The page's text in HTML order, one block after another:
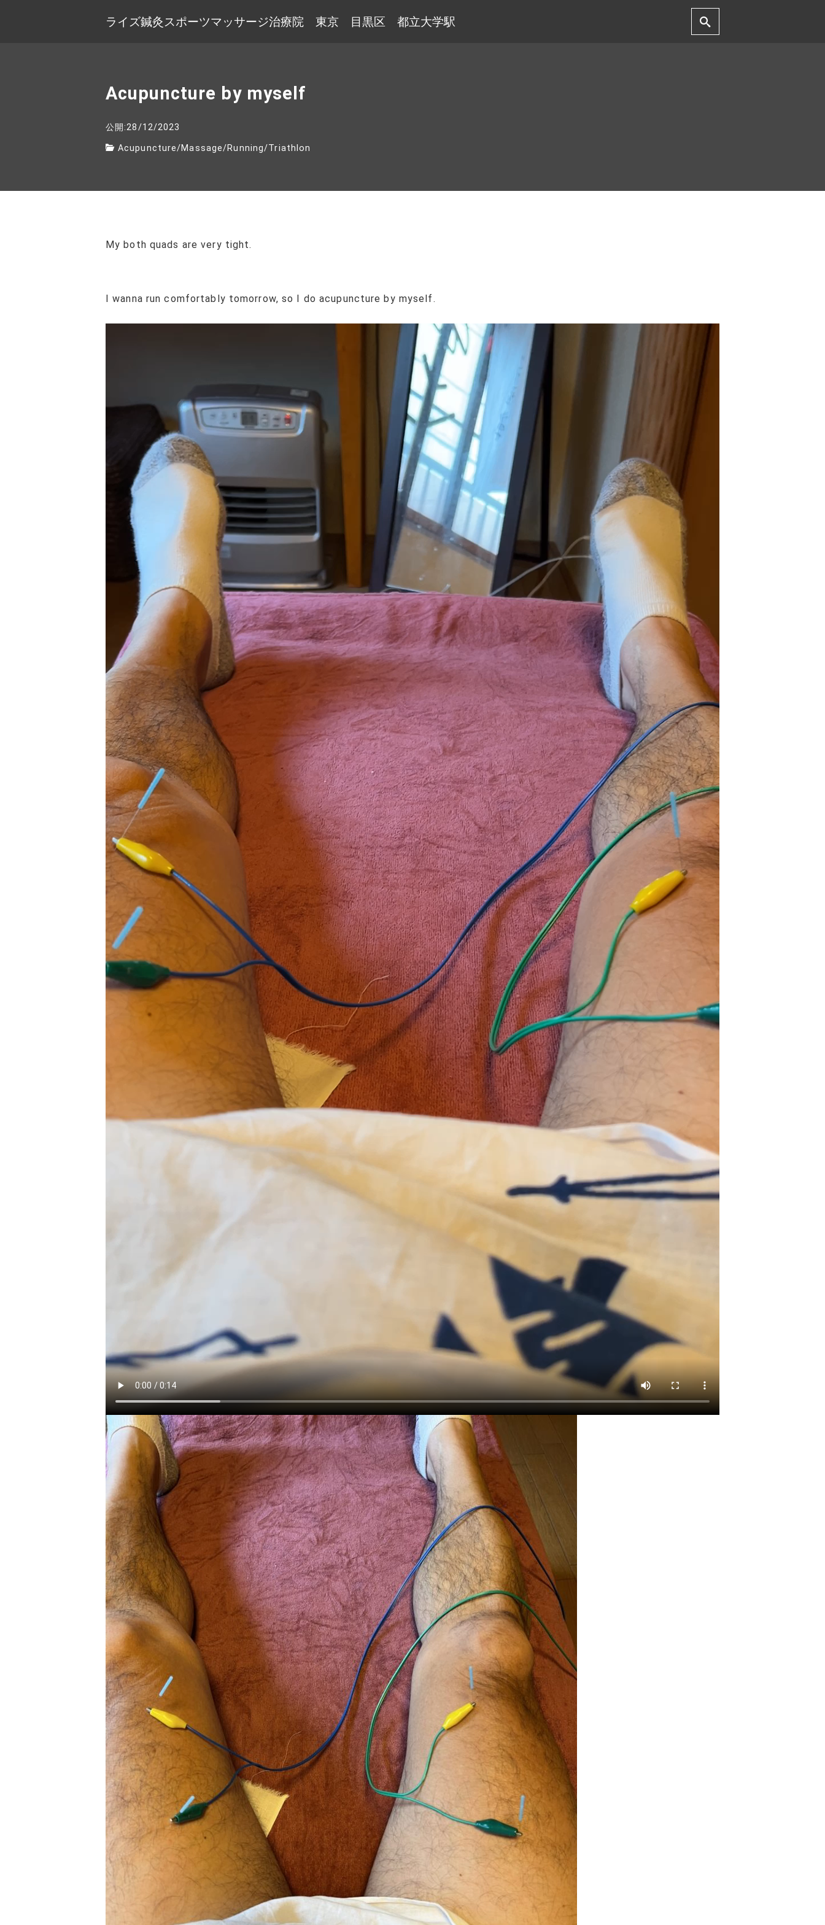
ライズ鍼灸スポーツマッサージ治療院 東京 目黒区 都立大学駅
Acupuncture by myself
公開:28/12/2023
Acupuncture/Massage/Running/Triathlon
My both quads are very tight.
I wanna run comfortably tomorrow, so I do acupuncture by myself.